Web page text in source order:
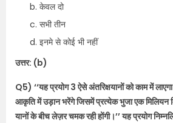
केवल दो
सभी तीन
इनमे से कोई भी नहीं
उत्तर: (b)
Q5) ‘‘यह प्रयोग 3 ऐसे अंतरिक्षयानों को काम में
आकृति में उड़ान भरेंगे जिसमें प्रत्येक भुजा एक मिलियन
यानों के बीच लेज़र चमक रही होंगी।’’ यह प्रयोग